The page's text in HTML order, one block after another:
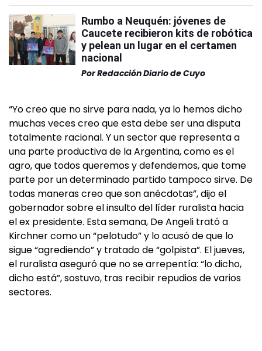
Rumbo a Neuquén: jóvenes de
Caucete recibieron kits de robótica
y pelean un lugar en el certamen
nacional
PorRedacción Diario de Cuyo
“Yo creo que no sirve para nada, ya lo hemos dicho
muchas veces creo que esta debe ser una disputa
totalmente racional. Y un sector que representa a
una parte productiva de la Argentina, como es el
agro, que todos queremos y defendemos, que tome
parte por un determinado partido tampoco sirve. De
todas maneras creo que son anécdotas”, dijo el
gobernador sobre el insulto del líder ruralista hacia
el ex presidente. Esta semana, De Angeli trató a
Kirchner como un “pelotudo” y lo acusó de que lo
sigue “agrediendo” y tratado de “golpista”. El jueves,
el ruralista aseguró que no se arrepentía: “lo dicho,
dicho está”, sostuvo, tras recibir repudios de varios
sectores.